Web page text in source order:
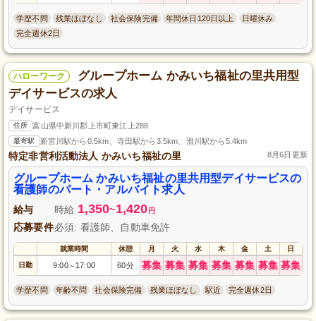
学歴不問 残業ほぼなし 社会保険完備 年間休日120日以上
日曜休み
完全週休2日
ハローワーク
グループホーム かみいち福祉の里共用型
デイサービスの求人
デイサービス
住所 富山県中新川郡上市町東江上288
最寄駅 新宮川駅から0.5km、寺田駅から3.5km、滑川駅から5.4km
特定非営利活動法人 かみいち福祉の里 8月6日更新
グループホーム かみいち福祉の里共用型デイサービスの
看護師のパート・アルバイト求人
給与 時給 1,350~1,420 円
応募要件必須: 看護師、自動車免許
就業時間 休憩 月 火 水 木 金 土 日
日勤 9:00～ 17:00 60分 募集 募集 募集 募集 募集 募集 募集
学歴不問 年齢不問 社会保険完備 残業ほぼなし 駅近 完全週休2日